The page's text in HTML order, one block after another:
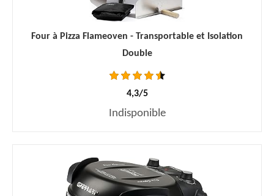
Four à Pizza Flameoven - Transportable et Isolation
Double
4,3/5
Indisponible